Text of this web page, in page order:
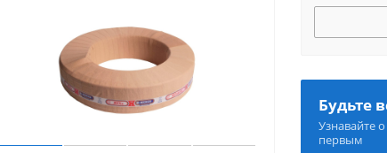
Будьте
Узнавайте
первым